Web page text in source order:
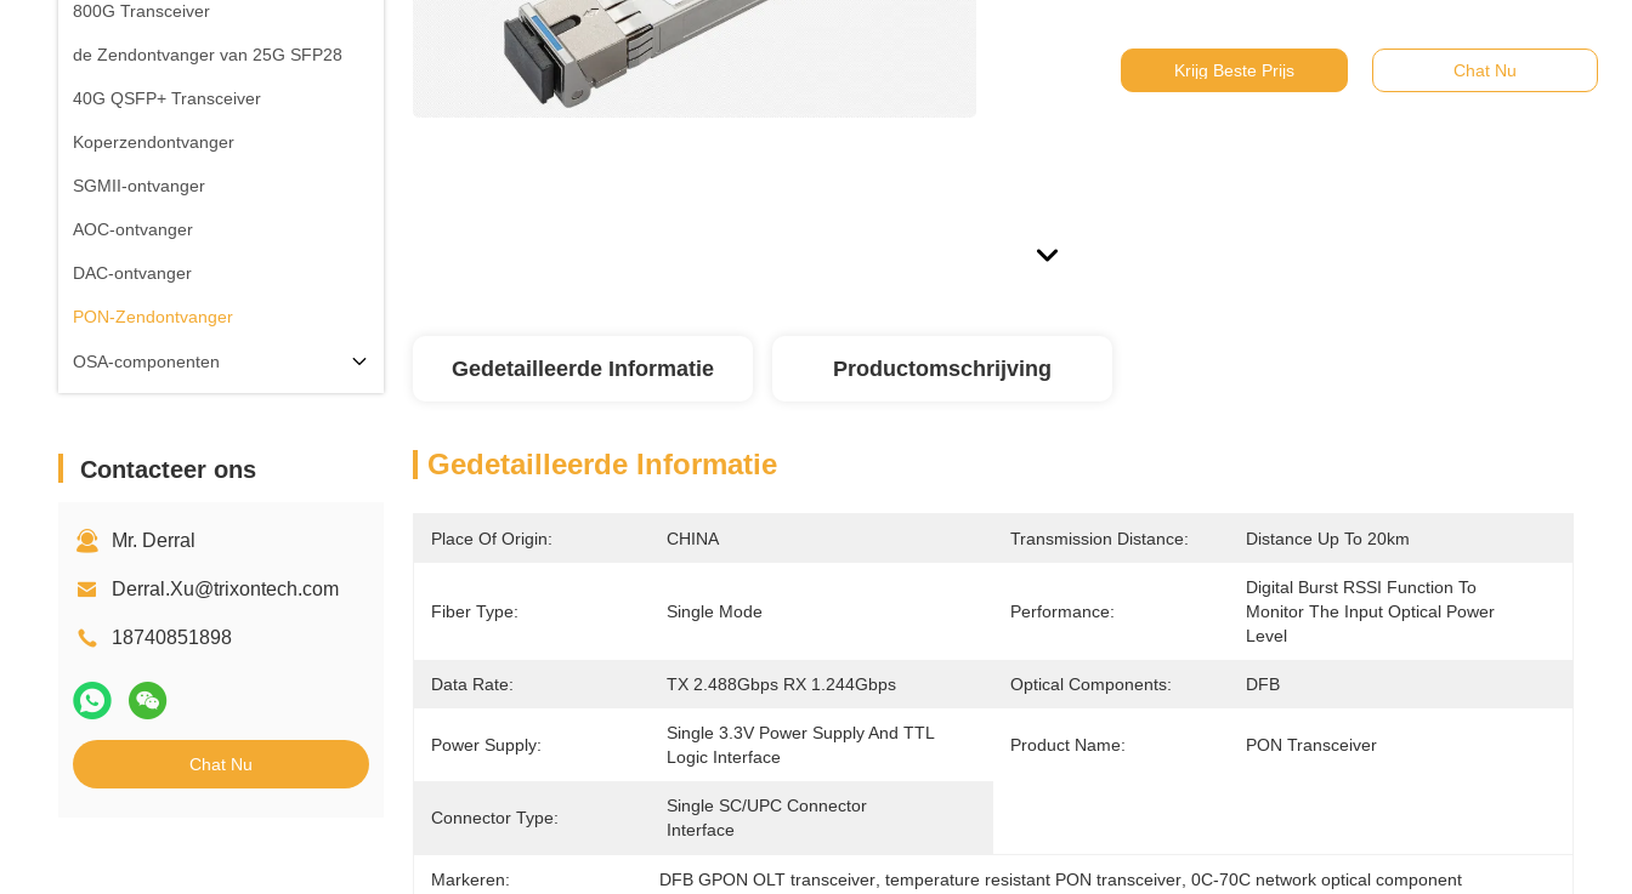
800G Transceiver
de Zendontvanger van 25G SFP28
40G QSFP+ Transceiver
Koperzendontvanger
SGMII-ontvanger
AOC-ontvanger
DAC-ontvanger
PON-Zendontvanger
OSA-componenten
Contacteer ons
Mr. Derral
Derral.Xu@trixontech.com
18740851898
Chat Nu
Krijg Beste Prijs Chat Nu
Gedetailleerde Informatie Productomschrijving
Gedetailleerde Informatie
Place Of Origin: CHINA Transmission Distance: Distance Up To 20km
Fiber Type: Single Mode Performance:
Digital Burst RSSI Function To
Monitor The Input Optical Power
Level
Data Rate: TX 2.488Gbps RX 1.244Gbps Optical Components: DFB
Power Supply:
Single 3.3V Power Supply And TTL
Logic Interface
Product Name: PON Transceiver
Connector Type:
Single SC/UPC Connector
Interface
Markeren: DFB GPON OLT transceiver , temperature resistant PON transceiver , 0C-70C network optical component